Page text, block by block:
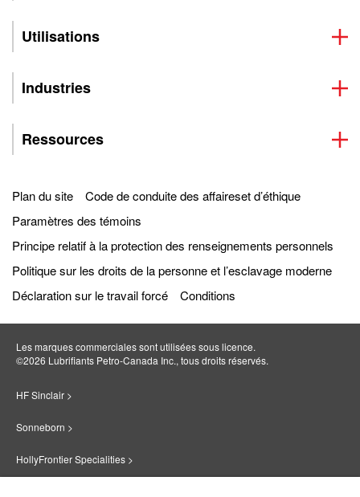
Utilisations
Industries
Ressources
Plan du site
Code de conduite des affaireset d’éthique
Paramètres des témoins
Principe relatif à la protection des renseignements personnels
Politique sur les droits de la personne et l’esclavage moderne
Déclaration sur le travail forcé
Conditions
Les marques commerciales sont utilisées sous licence.
©2026 Lubrifiants Petro‐Canada Inc., tous droits réservés.
HF Sinclair >
Sonneborn >
HollyFrontier Specialities >